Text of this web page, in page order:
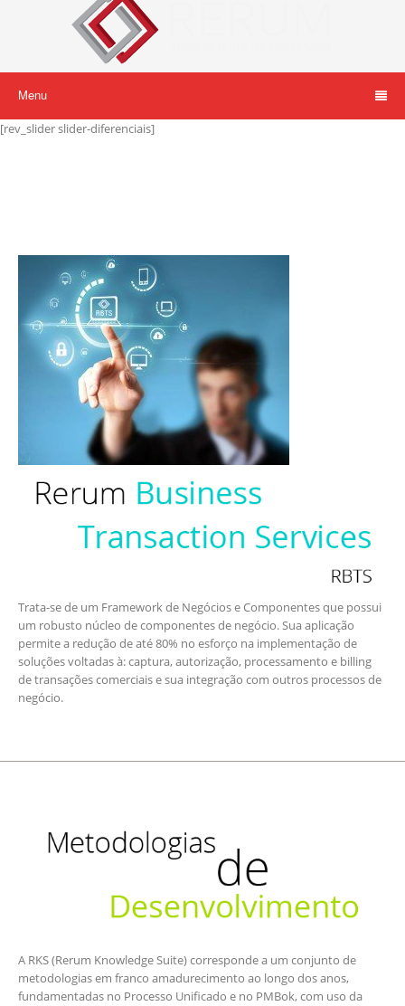
Menu
[rev_slider slider-diferenciais]
Trata-se de um Framework de Negócios e Componentes que possui
um robusto núcleo de componentes de negócio. Sua aplicação
permite a redução de até 80% no esforço na implementação de
soluções voltadas à: captura, autorização, processamento e billing
de transações comerciais e sua integração com outros processos de
negócio.
A RKS (Rerum Knowledge Suite) corresponde a um conjunto de
metodologias em franco amadurecimento ao longo dos anos,
fundamentadas no Processo Unificado e no PMBok, com uso da